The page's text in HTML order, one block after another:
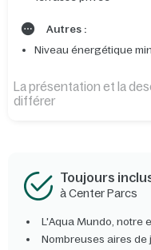
Autres :
Niveau énergétique
La présentation et la
différer
Toujours
à Center Parcs
L'Aqua Mundo, notre
Nombreuses aires de